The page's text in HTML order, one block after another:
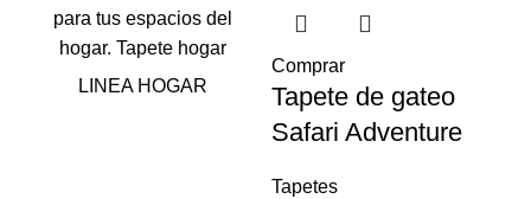
LINEA HOGAR
Comprar
Tapete de gateo
Safari Adventure
Tapetes